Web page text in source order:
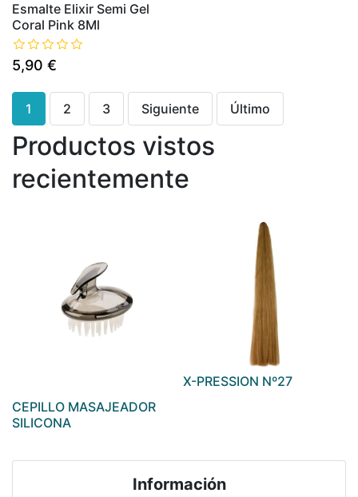
Productos vistos
recientemente
CEPILLO MASAJEADOR
SILICONA
X-PRESSION Nº27
Esmalte Elixir Semi Gel
Coral Pink 8Ml
5,90 €
1 2 3 Siguiente Último
Información